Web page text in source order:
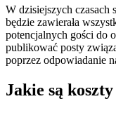
W dzisiejszych czasach
będzie zawierała
potencjalnych gości do
publikować posty
poprzez odpowiadanie
Jakie są